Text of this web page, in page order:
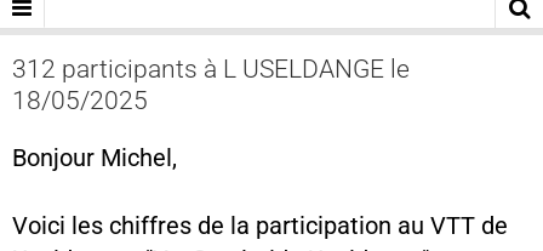
312 participants à L USELDANGE le
18/05/2025
Bonjour Michel,
Voici les chiffres de la participation au VTT de